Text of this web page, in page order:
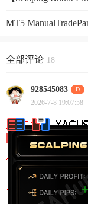
全部评论 18
928545083 D
2026-7-8 19:07:58